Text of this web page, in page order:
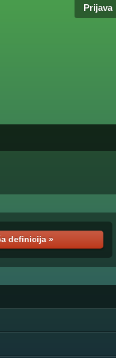
Prijava
definicija »